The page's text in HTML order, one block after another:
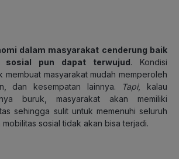
dalam masyarakat cenderung baik
sosial pun dapat terwujud. Kondisi
membuat masyarakat mudah memperoleh
dan kesempatan lainnya.
Tapi, kalau
buruk, masyarakat akan memiliki
sehingga sulit untuk memenuhi seluruh
sosial tidak akan bisa terjadi.